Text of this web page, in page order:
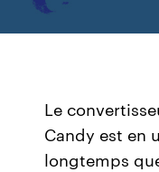
Le
Candy est en
longtemps